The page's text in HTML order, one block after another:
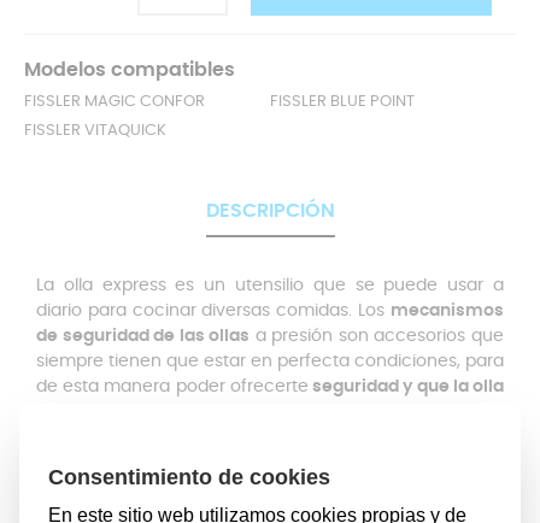
Modelos compatibles
FISSLER MAGIC CONFOR
FISSLER BLUE POINT
FISSLER VITAQUICK
DESCRIPCIÓN
La olla express es un utensilio que se puede usar a
diario para cocinar diversas comidas. Los mecanismos
de seguridad de las ollas a presión son accesorios que
siempre tienen que estar en perfecta condiciones, para
de esta manera poder ofrecerte seguridad y que la olla
La membrana es un complemento de las válvulas de
seguridad, que tiene una función imprescindible. Si tu